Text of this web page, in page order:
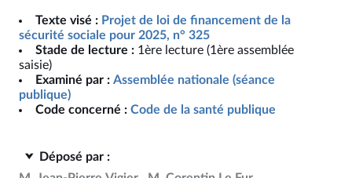
Texte visé : Projet de loi de financement de la
sécurité sociale pour 2025, n° 325
Stade de lecture : 1ère lecture (1ère assemblée
saisie)
Examiné par : Assemblée nationale (séance
publique)
Code concerné : Code de la santé publique
Déposé par :